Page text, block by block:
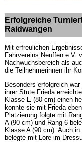
Erfolgreiche
Raidwangen
Mit erfreulichen
Fahrvereins Neuffen e.V.
Nachwuchsbereich als
die Teilnehmerinnen ihr
Besonders erfolgreich
ihrer Stute Frieda
Klasse E (80 cm) einen
konnte sie mit Frieda
Platzierung folgte mit
A (90 cm) und Rang 6
Klasse A (90 cm). Auch
belegte mit Lore im